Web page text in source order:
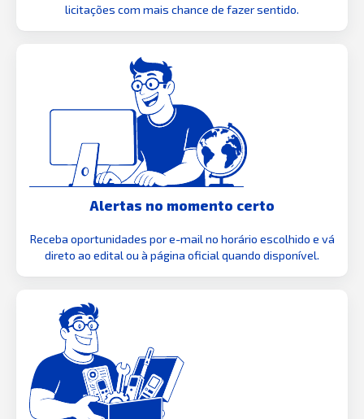
licitações com mais chance de fazer sentido.
Alertas no momento certo
Receba oportunidades por e-mail no horário escolhido e vá
direto ao edital ou à página oficial quando disponível.